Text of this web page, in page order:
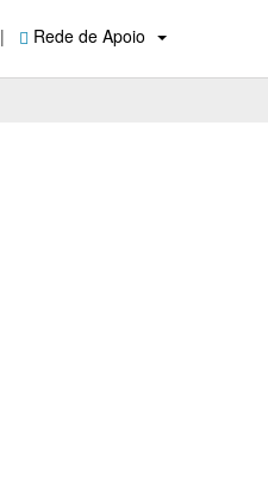
| Rede de Apoio